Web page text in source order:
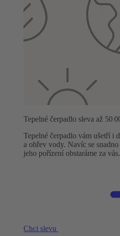
Tepelné čerpadlo sleva až 50
Tepelné čerpadlo vám ušetří i
a ohřev vody. Navíc se
jeho pořízení obstaráme za vás.
Chci slevu